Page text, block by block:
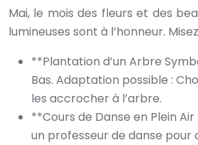
Mai, le mois des fleurs et des
lumineuses sont à l’honneur.
**Plantation d’un Arbre
Bas. Adaptation possible :
les accrocher à l’arbre.
**Cours de Danse en Plein
un professeur de danse pour